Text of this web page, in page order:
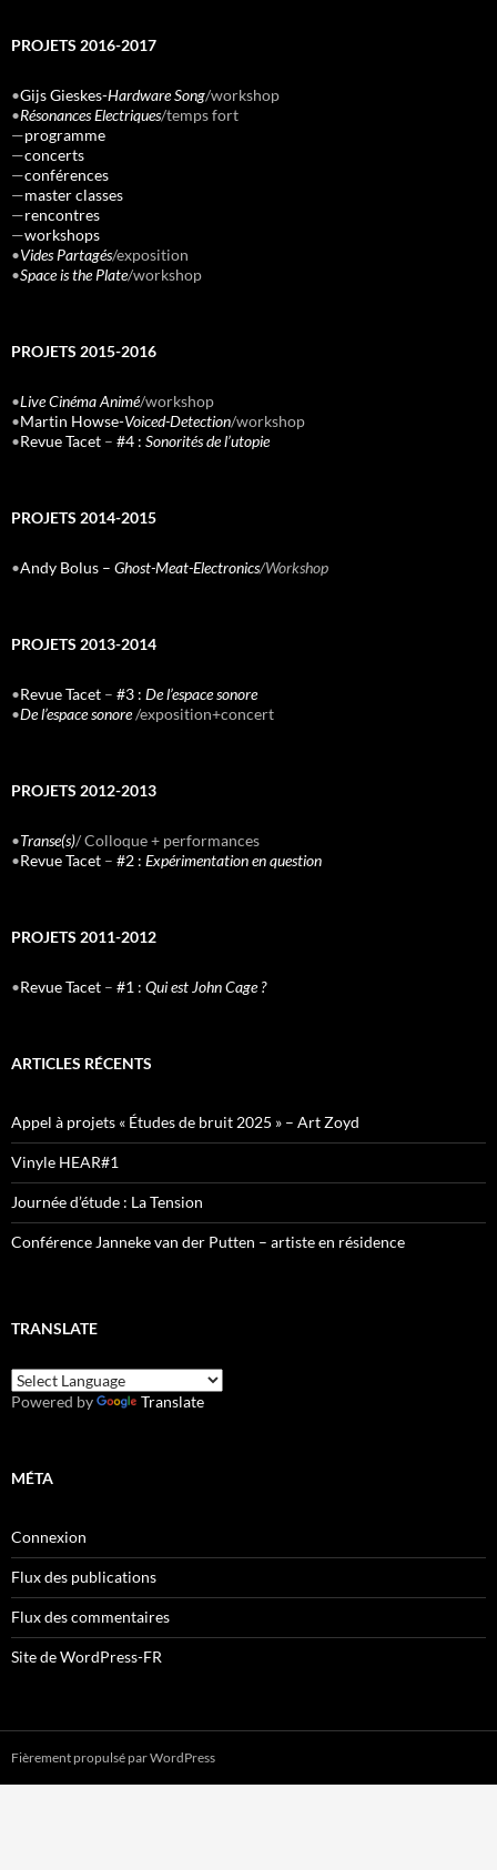
PROJETS 2016-2017
•Gijs Gieskes-Hardware Song/workshop
•Résonances Electriques/temps fort
—programme
—concerts
—conférences
—master classes
—rencontres
—workshops
•Vides Partagés/exposition
•Space is the Plate/workshop
PROJETS 2015-2016
•Live Cinéma Animé/workshop
•Martin Howse-Voiced-Detection/workshop
•Revue Tacet – #4 : Sonorités de l’utopie
PROJETS 2014-2015
•Andy Bolus – Ghost-Meat-Electronics/Workshop
PROJETS 2013-2014
•Revue Tacet – #3 : De l’espace sonore
•De l’espace sonore/exposition+concert
PROJETS 2012-2013
•Transe(s)/ Colloque + performances
•Revue Tacet – #2 : Expérimentation en question
PROJETS 2011-2012
•Revue Tacet – #1 : Qui est John Cage ?
ARTICLES RÉCENTS
Appel à projets « Études de bruit 2025 » – Art Zoyd
Vinyle HEAR#1
Journée d’étude : La Tension
Conférence Janneke van der Putten – artiste en résidence
TRANSLATE
Powered by Translate
MÉTA
Connexion
Flux des publications
Flux des commentaires
Site de WordPress-FR
Fièrement propulsé par WordPress